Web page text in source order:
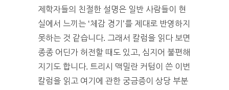
제학자들의 친절한 설명은 일반 사람들이 현
실에서 느끼는 ‘체감 경기’를 제대로 반영하지
못하는 것 같습니다. 그래서 칼럼을 읽다 보면
종종 어딘가 허전할 때도 있고, 심지어 불편해
지기도 합니다. 트리시 맥밀란 커텀이 쓴 이번
칼럼을 읽고 여기에 관한 궁금증이 상당 부분